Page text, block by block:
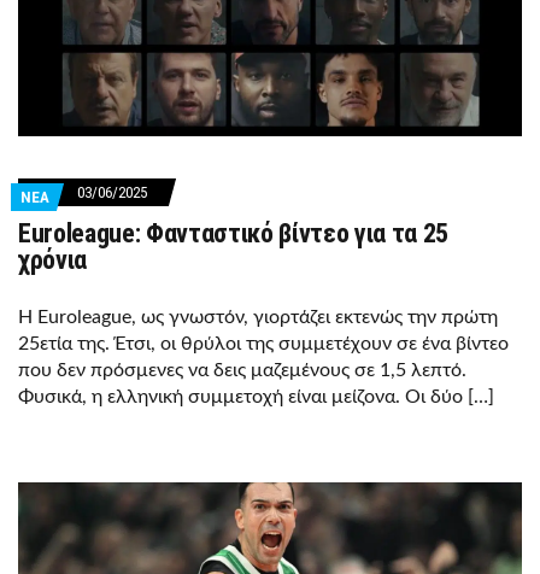
ΝΕΑ 03/06/2025
Euroleague: Φανταστικό βίντεο για τα 25
χρόνια
Η Euroleague, ως γνωστόν, γιορτάζει εκτενώς την πρώτη
25ετία της. Έτσι, οι θρύλοι της συμμετέχουν σε ένα βίντεο
που δεν πρόσμενες να δεις μαζεμένους σε 1,5 λεπτό.
Φυσικά, η ελληνική συμμετοχή είναι μείζονα. Οι δύο […]